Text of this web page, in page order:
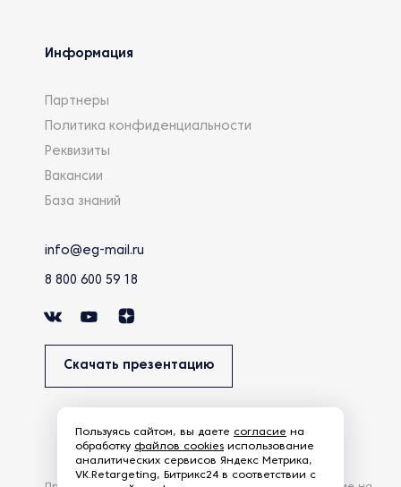
Информация
Партнеры
Политика конфиденциальности
Реквизиты
Вакансии
База знаний
info@eg-mail.ru
8 800 600 59 18
Скачать презентацию
Пользуясь сайтом, вы даете согласие на
обработку файлов cookies использование
аналитических сервисов Яндекс Метрика,
VK.Retargeting, Битрикс24 в соответствии с